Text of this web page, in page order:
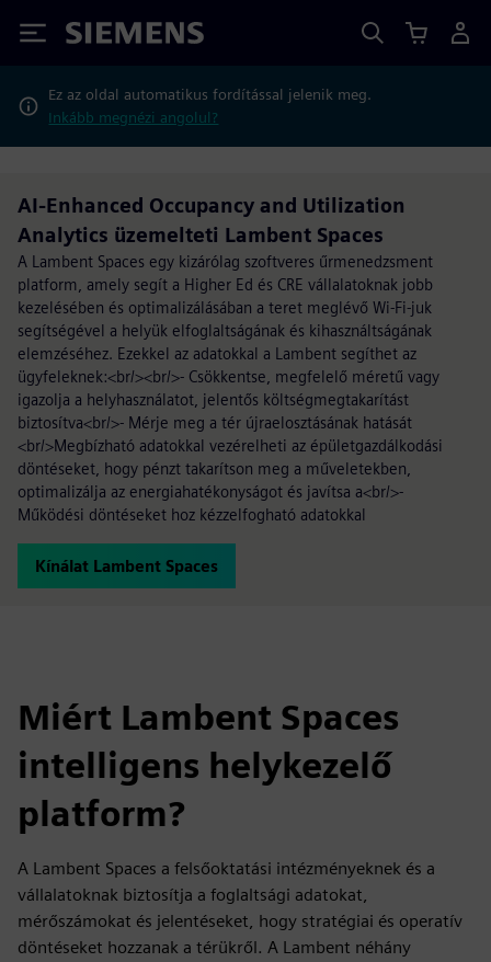
Siemens
Ez az oldal automatikus fordítással jelenik meg.
Inkább megnézi angolul?
AI-Enhanced Occupancy and Utilization
Analytics üzemelteti Lambent Spaces
A Lambent Spaces egy kizárólag szoftveres űrmenedzsment
platform, amely segít a Higher Ed és CRE vállalatoknak jobb
kezelésében és optimalizálásában a teret meglévő Wi-Fi-juk
segítségével a helyük elfoglaltságának és kihasználtságának
elemzéséhez. Ezekkel az adatokkal a Lambent segíthet az
ügyfeleknek:<br/><br/>- Csökkentse, megfelelő méretű vagy
igazolja a helyhasználatot, jelentős költségmegtakarítást
biztosítva<br/>- Mérje meg a tér újraelosztásának hatását
<br/>Megbízható adatokkal vezérelheti az épületgazdálkodási
döntéseket, hogy pénzt takarítson meg a műveletekben,
optimalizálja az energiahatékonyságot és javítsa a<br/>-
Működési döntéseket hoz kézzelfogható adatokkal
Kínálat Lambent Spaces
Miért Lambent Spaces
intelligens helykezelő
platform?
A Lambent Spaces a felsőoktatási intézményeknek és a
vállalatoknak biztosítja a foglaltsági adatokat,
mérőszámokat és jelentéseket, hogy stratégiai és operatív
döntéseket hozzanak a térükről. A Lambent néhány